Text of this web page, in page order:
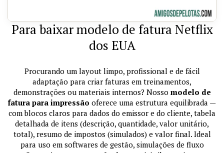
Para baixar modelo de fatura Netflix
dos EUA
Procurando um layout limpo, profissional e de fácil
adaptação para criar faturas em treinamentos,
demonstrações ou materiais internos? Nosso modelo de
fatura para impressão oferece uma estrutura equilibrada —
com blocos claros para dados do emissor e do cliente, tabela
detalhada de itens (descrição, quantidade, valor unitário,
total), resumo de impostos (simulados) e valor final. Ideal
para uso em softwares de gestão, simulações de fluxo